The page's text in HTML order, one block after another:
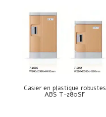
Casier en plastique robustes
ABS T-280SF